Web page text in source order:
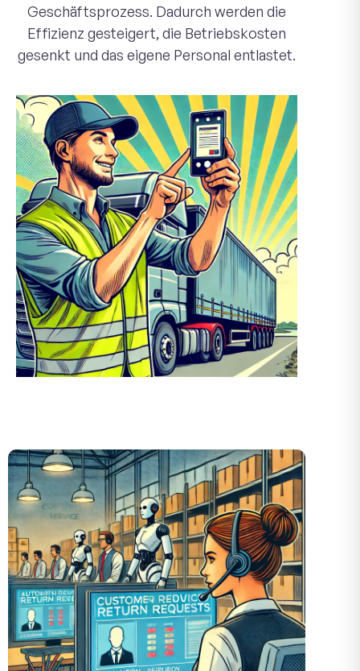
Geschäftsprozess. Dadurch werden die
Effizienz gesteigert, die Betriebskosten
gesenkt und das eigene Personal entlastet.